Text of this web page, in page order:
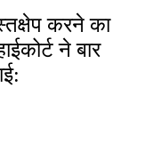
करने का
ने बार